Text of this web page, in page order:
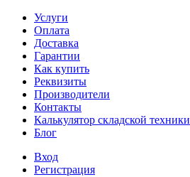
Услуги
Оплата
Доставка
Гарантии
Как купить
Реквизиты
Производители
Контакты
Калькулятор складской техники
Блог
Вход
Регистрация